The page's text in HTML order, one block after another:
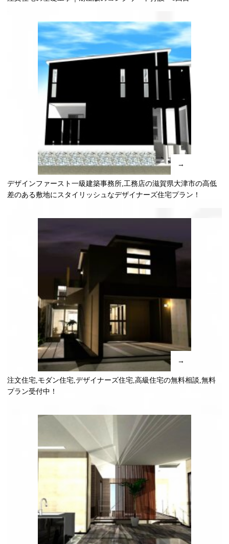
→
デザインファースト一級建築事務所,工務店の滋賀県大津市の高低
差のある敷地にスタイリッシュなデザイナーズ住宅プラン！
→
注文住宅,モダン住宅,デザイナーズ住宅,高級住宅の無料相談,無料
プラン受付中！